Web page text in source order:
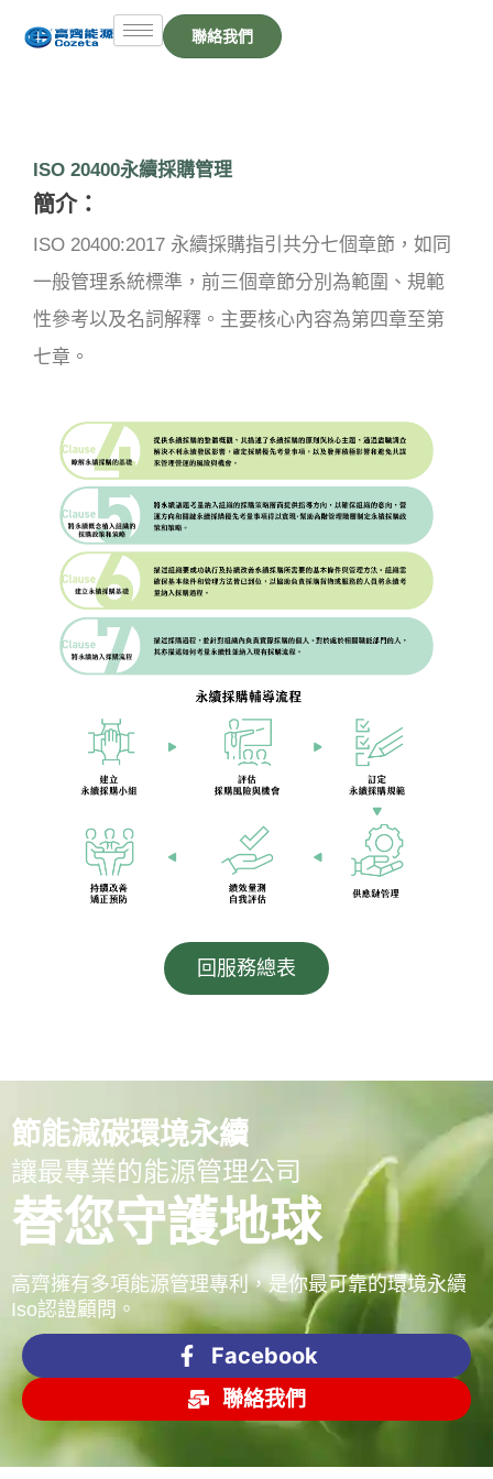
聯絡我們
ISO 20400永續採購管理
簡介：
ISO 20400:2017 永續採購指引共分七個章節，如同
一般管理系統標準，前三個章節分別為範圍、規範
性參考以及名詞解釋。主要核心內容為第四章至第
七章。
回服務總表
節能減碳環境永續
讓最專業的能源管理公司
替您守護地球
高齊擁有多項能源管理專利，是你最可靠的環境永續
Iso認證顧問。
Facebook
聯絡我們